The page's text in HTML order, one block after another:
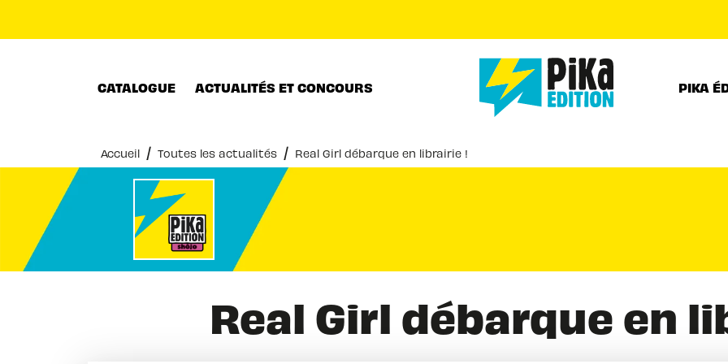
CATALOGUE ACTUALITÉS ET CONCOURS PIKA
Accueil / Toutes les actualités / Real Girl débarque en librairie !
Real Girl débarque en